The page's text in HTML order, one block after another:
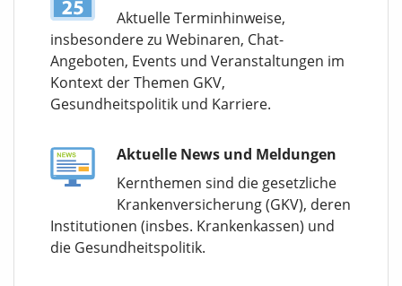
Aktuelle Terminhinweise,
insbesondere zu Webinaren, Chat-
Angeboten, Events und Veranstaltungen im
Kontext der Themen GKV,
Gesundheitspolitik und Karriere.
Aktuelle News und Meldungen
Kernthemen sind die gesetzliche
Krankenversicherung (GKV), deren
Institutionen (insbes. Krankenkassen) und
die Gesundheitspolitik.